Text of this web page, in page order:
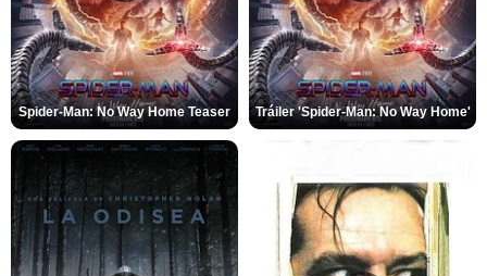
Spider-Man: No Way Home Teaser Tráiler 'Spider-Man: No Way Home'